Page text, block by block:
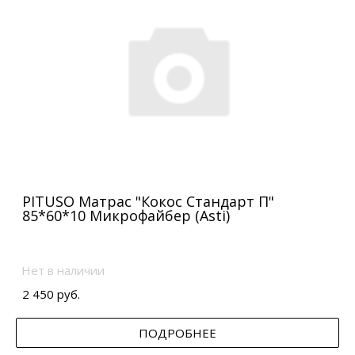
PITUSO Матрас "Кокос Стандарт П"
85*60*10 Микрофайбер (Asti)
Нет в наличии
2 450 руб.
ПОДРОБНЕЕ